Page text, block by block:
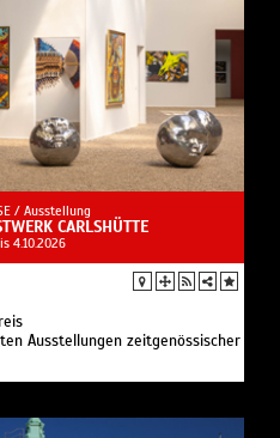
/ Ausstellung
CARLSHÜTTE
4.10.2026
Ausstellungen zeitgenössischer